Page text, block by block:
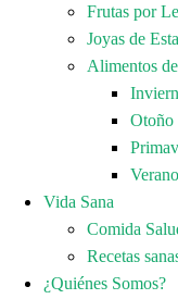
Frutas por
Joyas de
Alimentos
Otoño
Verano
Vida Sana
Comida
Recetas
¿Quiénes Somos?